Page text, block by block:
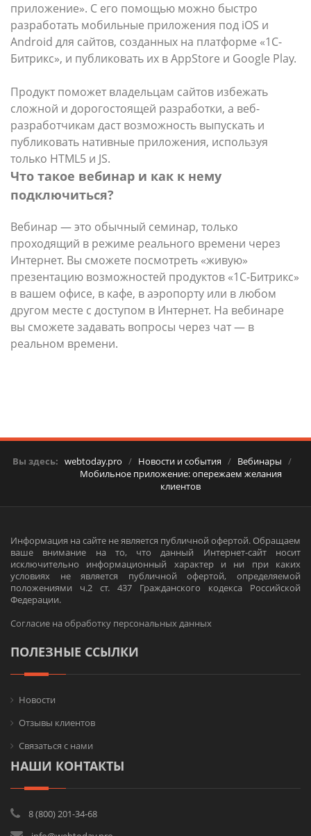
приложение». С его помощью можно быстро
разработать мобильные приложения под iOS и
Android для сайтов, созданных на платформе «1С-
Битрикс», и публиковать их в AppStore и Google Play.
Продукт поможет владельцам сайтов избежать
сложной и дорогостоящей разработки, а веб-
разработчикам даст возможность выпускать и
публиковать нативные приложения, используя
только HTML5 и JS.
Что такое вебинар и как к нему
подключиться?
Вебинар — это обычный семинар, только
проходящий в режиме реального времени через
Интернет. Вы сможете посмотреть «живую»
презентацию возможностей продуктов «1С-Битрикс»
в вашем офисе, в кафе, в аэропорту или в любом
другом месте с доступом в Интернет. На вебинаре
вы сможете задавать вопросы через чат — в
реальном времени.
Вы здесь: webtoday.pro / Новости и события / Вебинары /
Мобильное приложение: опережаем желания
клиентов
Информация на сайте не является публичной офертой. Обращаем
ваше внимание на то, что данный Интернет-сайт носит
исключительно информационный характер и ни при каких
условиях не является публичной офертой, определяемой
положениями ч.2 ст. 437 Гражданского кодекса Российской
Федерации.
Согласие на обработку персональных данных
ПОЛЕЗНЫЕ ССЫЛКИ
Новости
Отзывы клиентов
Связаться с нами
НАШИ КОНТАКТЫ
8 (800) 201-34-68